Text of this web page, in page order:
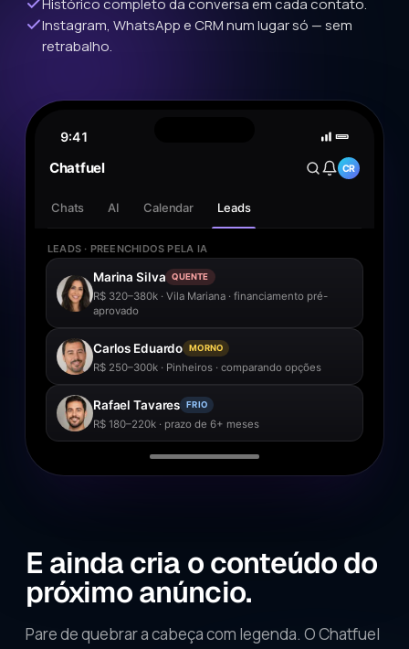
Histórico completo da conversa em cada contato.
Instagram, WhatsApp e CRM num lugar só — sem
retrabalho.
9:41
Chatfuel CR
Chats AI Calendar Leads
LEADS · PREENCHIDOS PELA IA
Marina Silva QUENTE
R$ 320–380k · Vila Mariana · financiamento pré-
aprovado
Carlos Eduardo MORNO
R$ 250–300k · Pinheiros · comparando opções
Rafael Tavares FRIO
R$ 180–220k · prazo de 6+ meses
E ainda cria o conteúdo do
próximo anúncio.
Pare de quebrar a cabeça com legenda. O Chatfuel